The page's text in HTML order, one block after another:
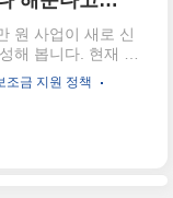
원 사업이 새로 신
해 봅니다. 현재 완
는 보령시인데요. 요
대 초부터 탈모를
돈이 들어가서, 쉽
들에게는 꽤나 괜찮
조금 지원 정책